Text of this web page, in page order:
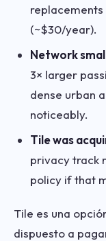
replacements
(~$30/year).
Network
3× larger
dense urban
noticeably.
Tile was
privacy track
policy if that
Tile es una
dispuesto a